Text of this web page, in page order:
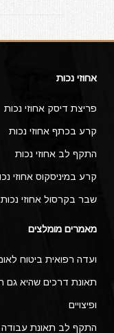
אחוזי נכות
פריצת דיסק אחוזי נכות
קרע בכתף אחוזי נכות
התקף לב אחוזי נכות
קרע במיניסקוס אחוזי
שבר בקרסול אחוזי נכות
מאמרים מומלצים
ועדה רפואית ביטוח
תאונת דרכים שהיא גם
ופיצויים
התקף לב תאונת עבודה